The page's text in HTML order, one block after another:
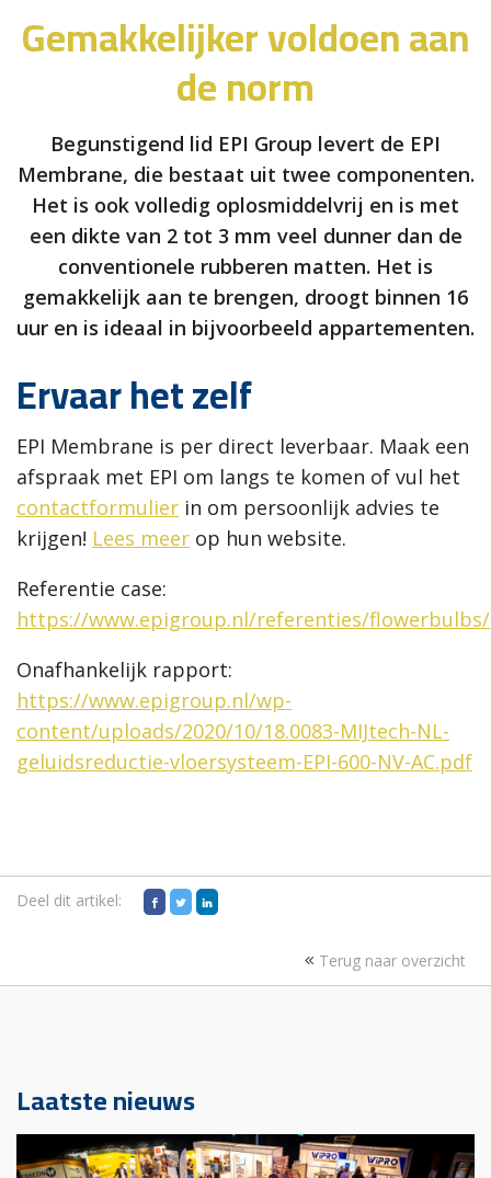
Gemakkelijker voldoen aan
de norm
Begunstigend lid EPI Group levert de EPI
Membrane, die bestaat uit twee componenten.
Het is ook volledig oplosmiddelvrij en is met
een dikte van 2 tot 3 mm veel dunner dan de
conventionele rubberen matten. Het is
gemakkelijk aan te brengen, droogt binnen 16
uur en is ideaal in bijvoorbeeld appartementen.
Ervaar het zelf
EPI Membrane is per direct leverbaar. Maak een
afspraak met EPI om langs te komen of vul het
contactformulier in om persoonlijk advies te
krijgen! Lees meer op hun website.
Referentie case:
https://www.epigroup.nl/referenties/flowerbulbs/
Onafhankelijk rapport:
https://www.epigroup.nl/wp-
content/uploads/2020/10/18.0083-MIJtech-NL-
geluidsreductie-vloersysteem-EPI-600-NV-AC.pdf
Deel dit artikel:
Terug naar overzicht
Laatste nieuws